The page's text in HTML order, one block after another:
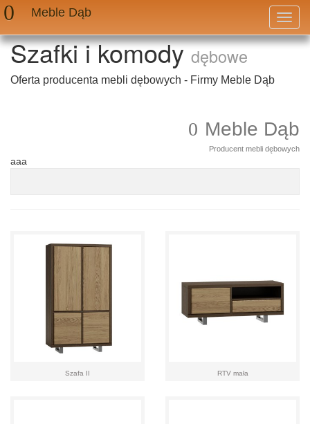
Meble Dąb
Szafki i komodydębowe
Oferta producenta mebli dębowych - Firmy Meble Dąb
Meble Dąb
Producent mebli dębowych
aaa
Szafa II RTV mała